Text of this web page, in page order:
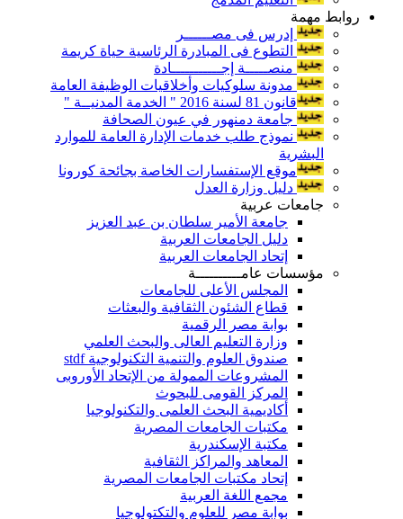
روابط مهمة
إدرس فى مصــــــر
التطوع فى المبادرة الرئاسية حياة كريمة
منصـــــة إجـــــــــــادة
مدونة سلوكيات وأخلاقيات الوظيفة العامة
قانون 81 لسنة 2016 " الخدمة المدنيــة "
جامعة دمنهور في عيون الصحافة
نموذج طلب خدمات الإدارة العامة للموارد
البشرية
موقع الإستفسارات الخاصة بجائحة كورونا
دليل وزارة العدل
جامعات عربية
جامعة الأمير سلطان بن عبد العزيز
دليل الجامعات العربية
إتحاد الجامعات العربية
مؤسسات عامــــــــــة
المجلس الأعلى للجامعات
قطاع الشئون الثقافية والبعثات
بوابة مصر الرقمية
وزارة التعليم العالى والبحث العلمي
صندوق العلوم والتنمية التكنولوجية stdf
المشروعات الممولة من الإتحاد الأوروبى
المركز القومى للبحوث
أكاديمية البحث العلمى والتكنولوجيا
مكتبات الجامعات المصرية
مكتبة الإسكندرية
المعاهد والمراكز الثقافية
إتحاد مكتبات الجامعات المصرية
مجمع اللغة العربية
بوابة مصر للعلوم والتكتولوجيا